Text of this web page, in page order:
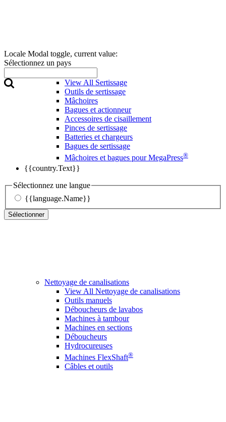
Locale Modal toggle, current value:
Sélectionnez un pays
{{country.Text}}
Sélectionnez une langue
{{language.Name}}
Sélectionner
View All Sertissage
Outils de sertissage
Mâchoires
Bagues et actionneur
Accessoires de cisaillement
Pinces de sertissage
Batteries et chargeurs
Bagues de sertissage
Mâchoires et bagues pour MegaPress®
Nettoyage de canalisations
View All Nettoyage de canalisations
Outils manuels
Déboucheurs de lavabos
Machines à tambour
Machines en sections
Déboucheurs
Hydrocureuses
Machines FlexShaft®
Câbles et outils